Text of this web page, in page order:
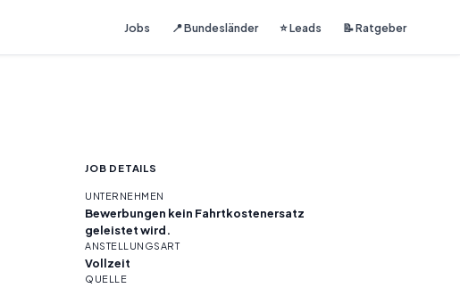
Jobs 📍 Bundesländer ⭐ Leads 📝 Ratgeber
JOB DETAILS
UNTERNEHMEN
Bewerbungen kein Fahrtkostenersatz
geleistet wird.
ANSTELLUNGSART
Vollzeit
QUELLE